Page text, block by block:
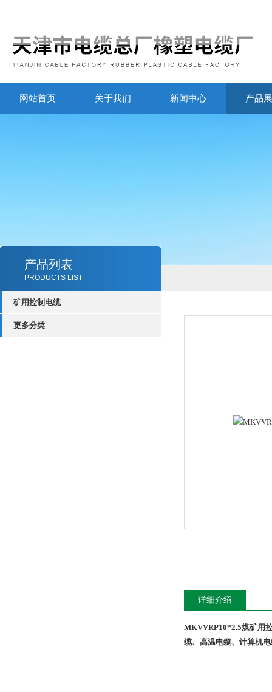
网站首页 关于我们 新闻中心 产品
产品列表
PRODUCTS LIST
矿用控制电缆
更多分类
详细介绍
MKVVRP10*2.5煤矿用
缆、高温电缆、计算机